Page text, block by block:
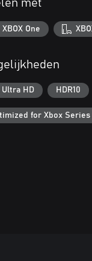
met
XBOX One
Ultra HD HDR10
for Xbox Series